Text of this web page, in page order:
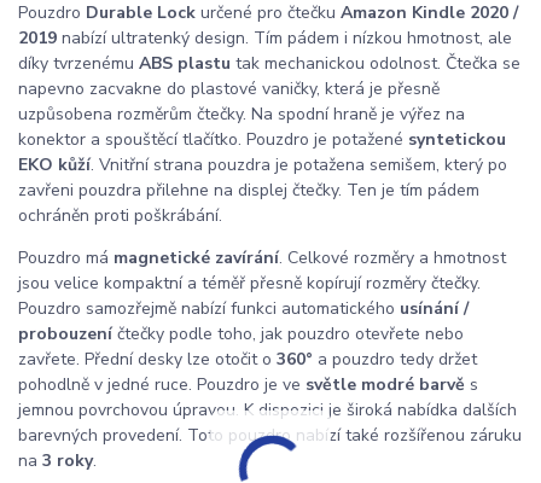
Pouzdro Durable Lock určené pro čtečku Amazon Kindle 2020 /
2019 nabízí ultratenký design. Tím pádem i nízkou hmotnost, ale
díky tvrzenému ABS plastu tak mechanickou odolnost. Čtečka se
napevno zacvakne do plastové vaničky, která je přesně
uzpůsobena rozměrům čtečky. Na spodní hraně je výřez na
konektor a spouštěcí tlačítko. Pouzdro je potažené syntetickou
EKO kůží. Vnitřní strana pouzdra je potažena semišem, který po
zavřeni pouzdra přilehne na displej čtečky. Ten je tím pádem
ochráněn proti poškrábání.
Pouzdro má magnetické zavírání. Celkové rozměry a hmotnost
jsou velice kompaktní a téměř přesně kopírují rozměry čtečky.
Pouzdro samozřejmě nabízí funkci automatického usínání /
probouzeníčtečky podle toho, jak pouzdro otevřete nebo
zavřete. Přední desky lze otočit o 360° a pouzdro tedy držet
pohodlně v jedné ruce. Pouzdro je ve světle modré barvě s
jemnou povrchovou úpravou. K dispozici je široká nabídka dalších
barevných provedení. Toto pouzdro nabízí také rozšířenou záruku
na 3 roky.